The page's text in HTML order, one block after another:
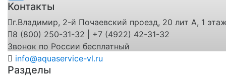
Контакты
г.Владимир, 2-й Почаевский проезд, 20 лит А, 1
8 (800) 250-31-32 | +7 (4922) 42-31-32
Звонок по России бесплатный
info@aquaservice-vl.ru
Разделы